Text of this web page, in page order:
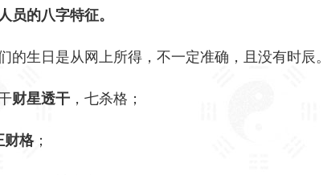
员的八字特征。
生日是从网上所得，不一定准确，且没有时辰。
财星透干 ，七杀格；
财格；